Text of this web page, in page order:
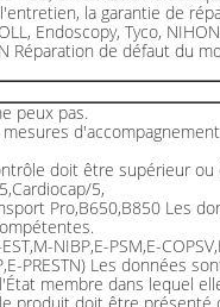
la garantie de
Endoscopy, Tyco,
Réparation de défaut du
peux pas.
doit être supérieur ou
5,
Pro,B650,B850 Les
NIBP,E-PSM,E-
PRESTN) Les données
membre dans lequel